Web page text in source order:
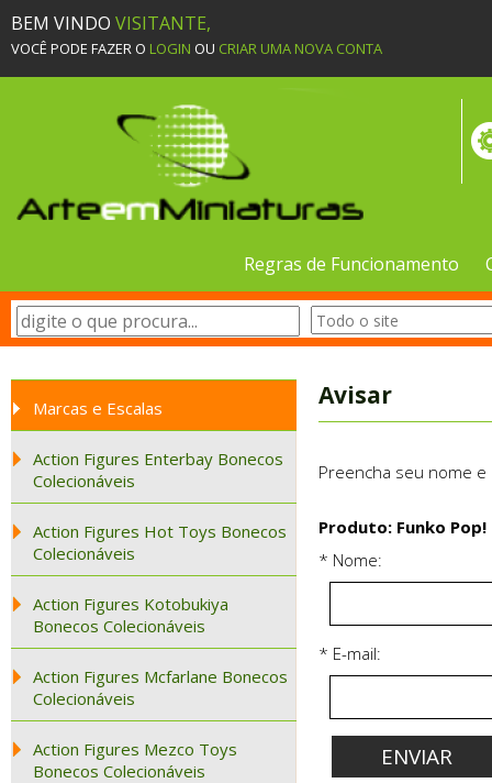
BEM VINDO VISITANTE,
VOCÊ PODE FAZER O LOGIN OU CRIAR UMA NOVA CONTA
Regras de Funcionamento
Marcas e Escalas
Action Figures Enterbay Bonecos
Colecionáveis
Action Figures Hot Toys Bonecos
Colecionáveis
Action Figures Kotobukiya
Bonecos Colecionáveis
Action Figures Mcfarlane Bonecos
Colecionáveis
Action Figures Mezco Toys
Bonecos Colecionáveis
Avisar
Preencha seu nome
Produto: Funko
* Nome:
* E-mail: